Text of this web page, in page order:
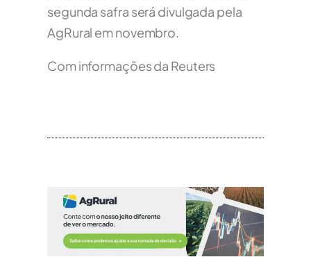
segunda safra será divulgada pela
AgRural em novembro.
Com informações da Reuters